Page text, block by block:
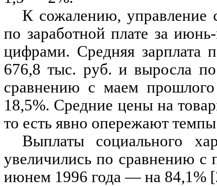
К сожалению, управление
по заработной плате за
цифрами. Средняя зарплата
676,8 тыс. руб. и выросла
сравнению с маем
18,5%. Средние цены на
то есть явно опережают
Выплаты социального
увеличились по сравнению
июнем 1996 года — на 84,1%